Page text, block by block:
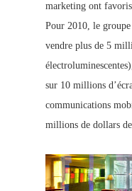
marketing ont
Pour 2010, le
vendre plus de 5
sur 10 millions
communications
millions de dollars